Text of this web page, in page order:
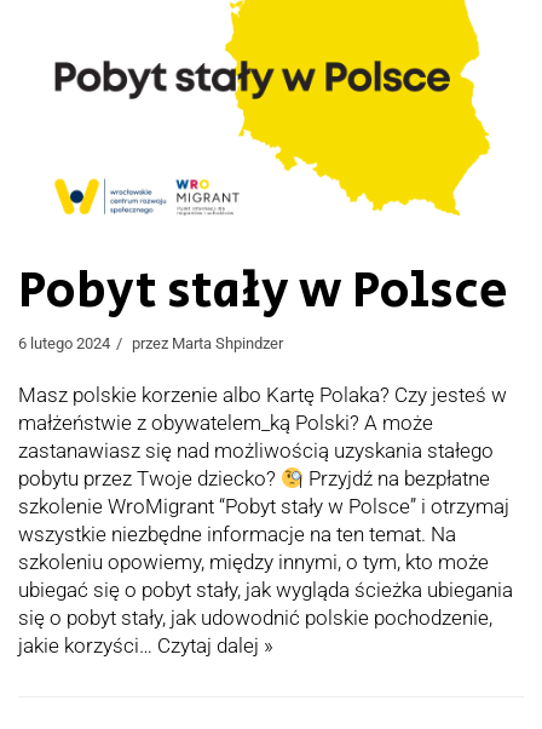
Pobyt stały w Polsce
6 lutego 2024 przez Marta Shpindzer
Masz polskie korzenie albo Kartę Polaka? Czy jesteś w
małżeństwie z obywatelem_ką Polski? A może
zastanawiasz się nad możliwością uzyskania stałego
pobytu przez Twoje dziecko?
Przyjdź na bezpłatne
szkolenie WroMigrant “Pobyt stały w Polsce” i otrzymaj
wszystkie niezbędne informacje na ten temat. Na
szkoleniu opowiemy, między innymi, o tym, kto może
ubiegać się o pobyt stały, jak wygląda ścieżka ubiegania
się o pobyt stały, jak udowodnić polskie pochodzenie,
jakie korzyści… Czytaj dalej »